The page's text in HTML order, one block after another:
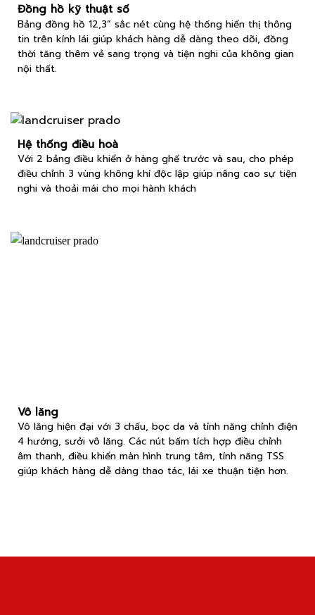
Đồng hồ kỹ thuật số
Bảng đồng hồ 12,3” sắc nét cùng hệ thống hiển thị thông
tin trên kính lái giúp khách hàng dễ dàng theo dõi, đồng
thời tăng thêm vẻ sang trọng và tiện nghi của không gian
nội thất.
Hệ thống điều hoà
Với 2 bảng điều khiển ở hàng ghế trước và sau, cho phép
điều chỉnh 3 vùng không khí độc lập giúp nâng cao sự tiện
nghi và thoải mái cho mọi hành khách
Vô lăng
Vô lăng hiện đại với 3 chấu, bọc da và tính năng chỉnh điện
4 hướng, sưởi vô lăng. Các nút bấm tích hợp điều chỉnh
âm thanh, điều khiển màn hình trung tâm, tính năng TSS
giúp khách hàng dễ dàng thao tác, lái xe thuận tiện hơn.